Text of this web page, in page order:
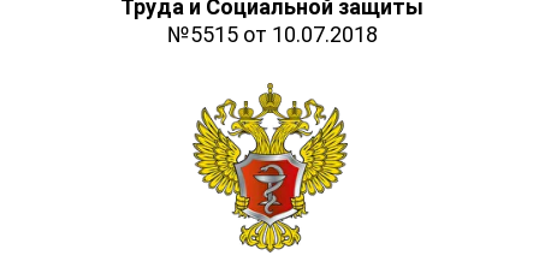
Труда и Социальной защиты
№5515 от 10.07.2018